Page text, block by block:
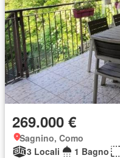
269.000 €
Sagnino, Como
3 Locali
1 Bagno